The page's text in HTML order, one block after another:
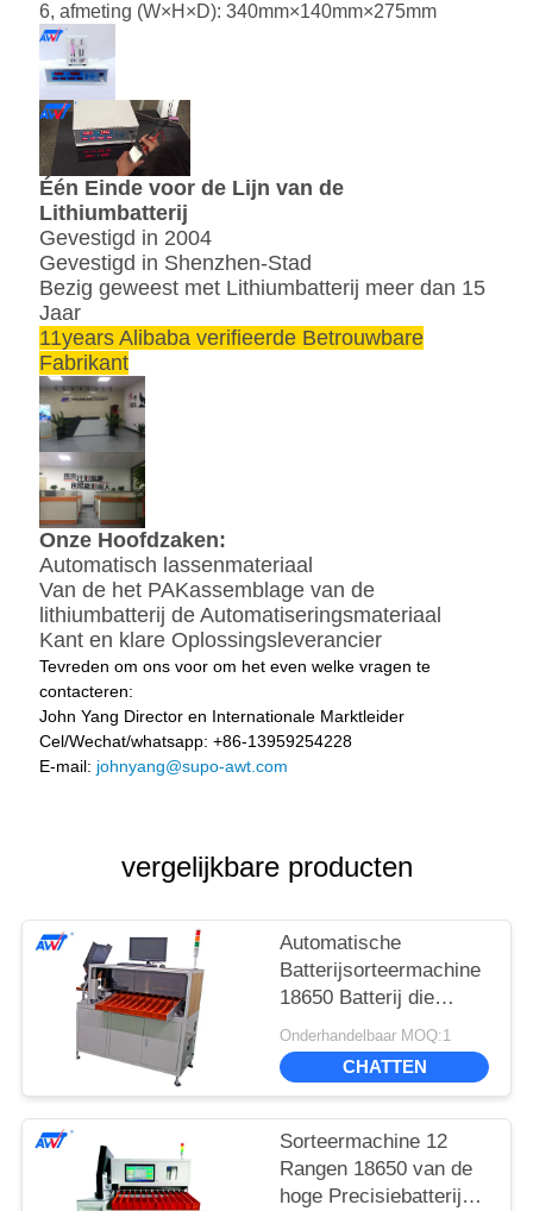
6, afmeting (W×H×D): 340mm×140mm×275mm
Één Einde voor de Lijn van de
Lithiumbatterij
Gevestigd in 2004
Gevestigd in Shenzhen-Stad
Bezig geweest met Lithiumbatterij meer dan 15
Jaar
11years Alibaba verifieerde Betrouwbare
Fabrikant
Onze Hoofdzaken:
Automatisch lassenmateriaal
Van de het PAKassemblage van de
lithiumbatterij de Automatiseringsmateriaal
Kant en klare Oplossingsleverancier
Tevreden om ons voor om het even welke vragen te
contacteren:
John Yang Director en Internationale Marktleider
Cel/Wechat/whatsapp: +86-13959254228
E-mail: johnyang@supo-awt.com
vergelijkbare producten
Automatische
Batterijsorteermachine
18650 Batterij die
Sorteermachine 10
sorteren rangen
Onderhandelbaar MOQ:1
CHATTEN
Sorteermachine 12
Rangen 18650 van de
hoge Precisiebatterij